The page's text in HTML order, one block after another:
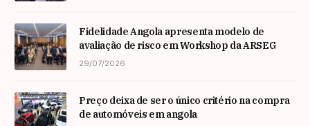
Fidelidade Angola apresenta modelo de
avaliação de risco em Workshop da ARSEG
29/07/2026
Preço deixa de ser o único critério na compra
de automóveis em angola